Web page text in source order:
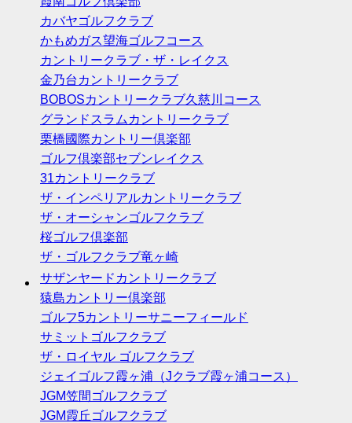
カバヤゴルフクラブ
かもめガス望海ゴルフコース
カントリークラブ・ザ・レイクス
金乃台カントリークラブ
BOBOSカントリークラブ久慈川コース
グランドスラムカントリークラブ
栗橋國際カントリー倶楽部
ゴルフ倶楽部セブンレイクス
31カントリークラブ
ザ・インペリアルカントリークラブ
ザ・オーシャンゴルフクラブ
桜ゴルフ倶楽部
ザ・ゴルフクラブ竜ヶ崎
サザンヤードカントリークラブ
猿島カントリー倶楽部
ゴルフ5カントリーサニーフィールド
サミットゴルフクラブ
ザ・ロイヤル ゴルフクラブ
ジェイゴルフ霞ヶ浦（Jクラブ霞ヶ浦コース）
JGM笠間ゴルフクラブ
JGM霞丘ゴルフクラブ